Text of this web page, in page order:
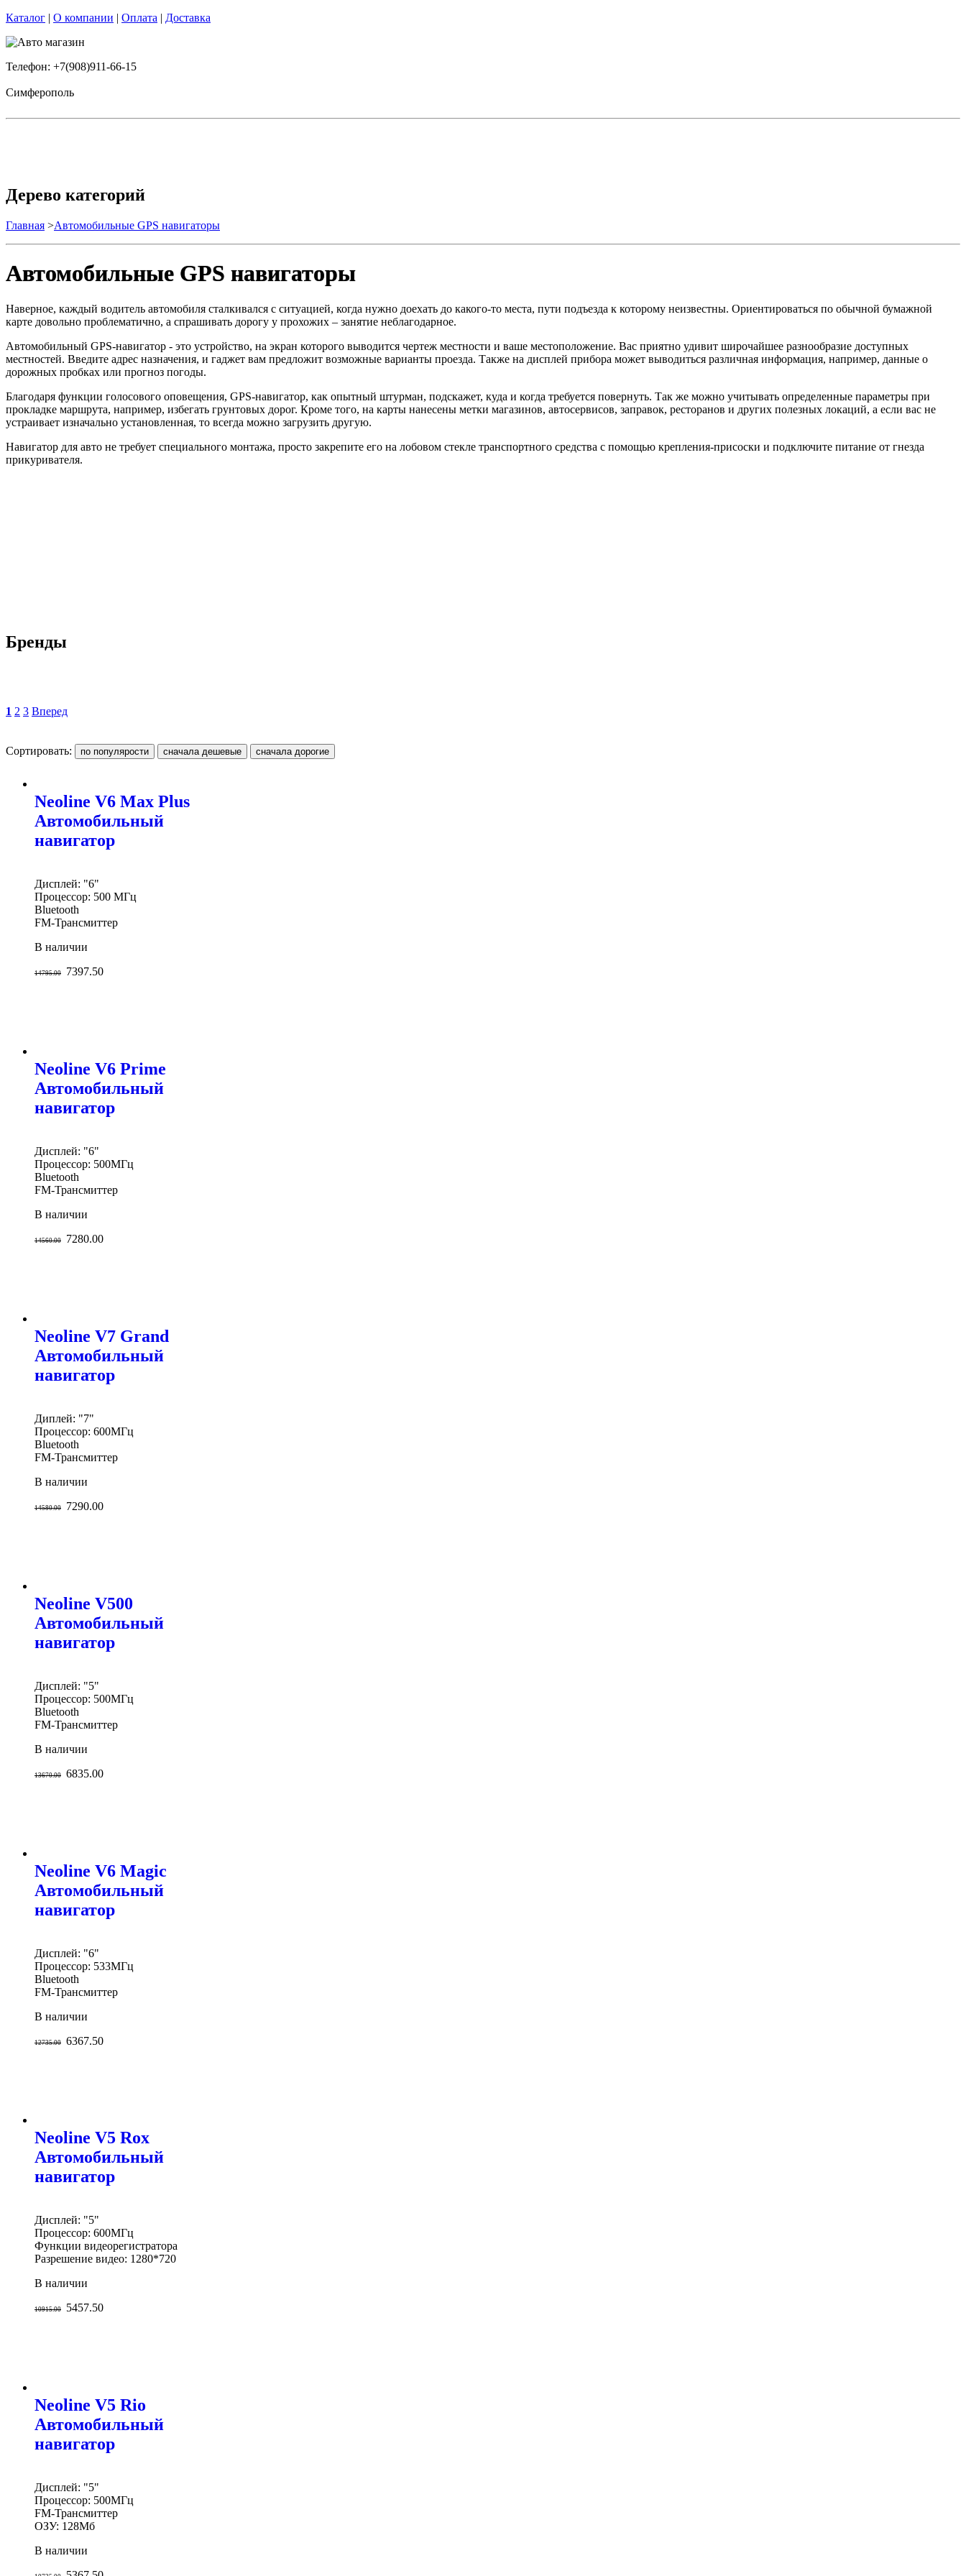
Каталог | О компании | Оплата | Доставка
Телефон: +7(908)911-66-15
Симферополь
Дерево категорий
Главная >Автомобильные GPS навигаторы
Автомобильные GPS навигаторы
Наверное, каждый водитель автомобиля сталкивался с ситуацией, когда нужно доехать до какого-то места, пути подъезда к которому неизвестны. Ориентироваться по обычной бумажной
карте довольно проблематично, а спрашивать дорогу у прохожих – занятие неблагодарное.
Автомобильный GPS-навигатор - это устройство, на экран которого выводится чертеж местности и ваше местоположение. Вас приятно удивит широчайшее разнообразие доступных
местностей. Введите адрес назначения, и гаджет вам предложит возможные варианты проезда. Также на дисплей прибора может выводиться различная информация, например, данные о
дорожных пробках или прогноз погоды.
Благодаря функции голосового оповещения, GPS-навигатор, как опытный штурман, подскажет, куда и когда требуется повернуть. Так же можно учитывать определенные параметры при
прокладке маршрута, например, избегать грунтовых дорог. Кроме того, на карты нанесены метки магазинов, автосервисов, заправок, ресторанов и других полезных локаций, а если вас не
устраивает изначально установленная, то всегда можно загрузить другую.
Навигатор для авто не требует специального монтажа, просто закрепите его на лобовом стекле транспортного средства с помощью крепления-присоски и подключите питание от гнезда
прикуривателя.
Бренды
1 2 3 Вперед
Сортировать:
Neoline V6 Max Plus
Автомобильный
навигатор
Дисплей: "6"
Процессор: 500 МГц
Bluetooth
FM-Трансмиттер
В наличии
14795.00 7397.50
Neoline V6 Prime
Автомобильный
навигатор
Дисплей: "6"
Процессор: 500МГц
Bluetooth
FM-Трансмиттер
В наличии
14560.00 7280.00
Neoline V7 Grand
Автомобильный
навигатор
Диплей: "7"
Процессор: 600МГц
Bluetooth
FM-Трансмиттер
В наличии
14580.00 7290.00
Neoline V500
Автомобильный
навигатор
Дисплей: "5"
Процессор: 500МГц
Bluetooth
FM-Трансмиттер
В наличии
13670.00 6835.00
Neoline V6 Magic
Автомобильный
навигатор
Дисплей: "6"
Процессор: 533МГц
Bluetooth
FM-Трансмиттер
В наличии
12735.00 6367.50
Neoline V5 Rox
Автомобильный
навигатор
Дисплей: "5"
Процессор: 600МГц
Функции видеорегистратора
Разрешение видео: 1280*720
В наличии
10915.00 5457.50
Neoline V5 Rio
Автомобильный
навигатор
Дисплей: "5"
Процессор: 500МГц
FM-Трансмиттер
ОЗУ: 128Мб
В наличии